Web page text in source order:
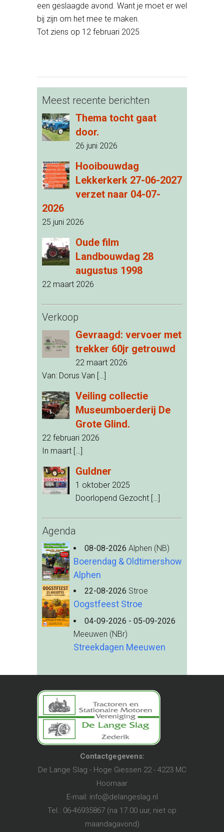
een geslaagde avond. Want je moet er wel
bij zijn om het mee te maken.
Tot ziens op 12 februari 2025
Meest recente berichten
Thema tocht gaat
door.
26 juni 2026
Hooibouwdag
Lekkerkerk 27-06-2027
verzet naar 04-07-
2026
25 juni 2026
Oude film
Landbouwdag 28
augustus 1998
22 maart 2026
Verkoop
Gevraagd: vervoer met
trekker 60jr getrouwd
22 maart 2026
Van: Dorus Van […]
Veiling collectie
Museumboerderij De
Grote Glind.
22 februari 2026
In maart […]
Guldner
1 oktober 2025
Doorlopend Gezocht […]
Agenda
08-08-2026 Alphen (NB)
Boerendag & Oldtimershow
Alphen
22-08-2026 Stroe
Oogstfeest Stroe
04-09-2026 - 05-09-2026
Meeuwen (NBr)
Streekdagen Meeuwen
Contactgegevens:
De Lange Slag - Hoge Giessen 22 - 4223 MC
Hoornaar
E-mail: info@delangeslag.nl
Tel.: 06-46935867 (na 17.00 uur, niet op
maandagavond)